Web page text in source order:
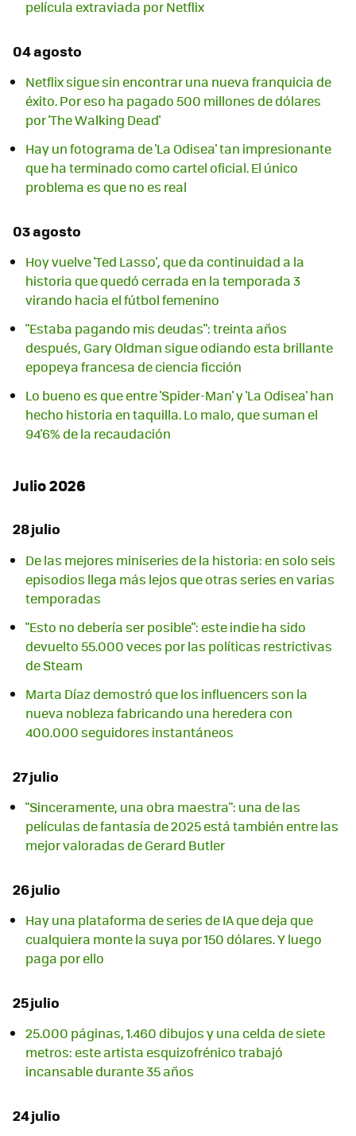
película extraviada por Netflix
04 agosto
Netflix sigue sin encontrar una nueva franquicia de
éxito. Por eso ha pagado 500 millones de dólares
por 'The Walking Dead'
Hay un fotograma de 'La Odisea' tan impresionante
que ha terminado como cartel oficial. El único
problema es que no es real
03 agosto
Hoy vuelve 'Ted Lasso', que da continuidad a la
historia que quedó cerrada en la temporada 3
virando hacia el fútbol femenino
"Estaba pagando mis deudas": treinta años
después, Gary Oldman sigue odiando esta brillante
epopeya francesa de ciencia ficción
Lo bueno es que entre 'Spider-Man' y 'La Odisea' han
hecho historia en taquilla. Lo malo, que suman el
94'6% de la recaudación
Julio 2026
28 julio
De las mejores miniseries de la historia: en solo seis
episodios llega más lejos que otras series en varias
temporadas
"Esto no debería ser posible": este indie ha sido
devuelto 55.000 veces por las políticas restrictivas
de Steam
Marta Díaz demostró que los influencers son la
nueva nobleza fabricando una heredera con
400.000 seguidores instantáneos
27 julio
"Sinceramente, una obra maestra": una de las
películas de fantasía de 2025 está también entre las
mejor valoradas de Gerard Butler
26 julio
Hay una plataforma de series de IA que deja que
cualquiera monte la suya por 150 dólares. Y luego
paga por ello
25 julio
25.000 páginas, 1.460 dibujos y una celda de siete
metros: este artista esquizofrénico trabajó
incansable durante 35 años
24 julio